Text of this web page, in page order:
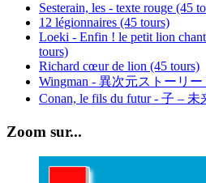
Sesterain, les - texte rouge (45
12 légionnaires (45 tours)
Loeki - Enfin ! le petit lion
tours)
Richard cœur de lion (45 tours)
Wingman - 異次元ストーリー
Conan, le fils du futur - 子 –
Zoom sur...